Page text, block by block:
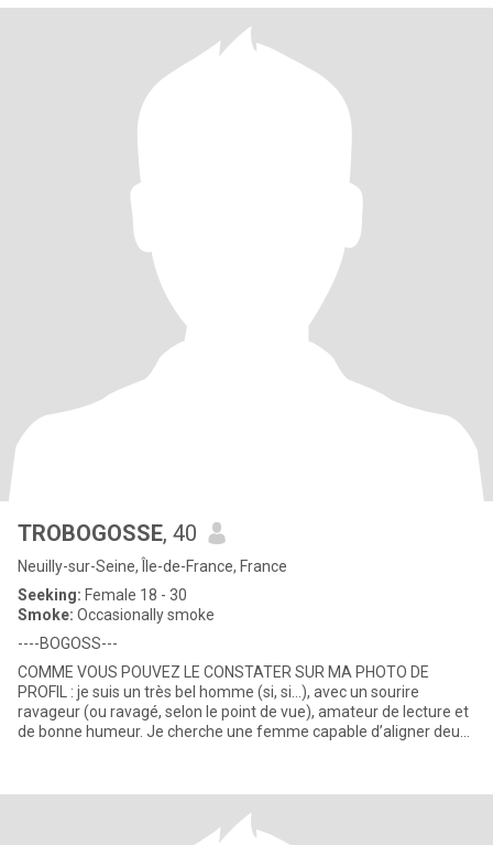
TROBOGOSSE, 40
Neuilly-sur-Seine, Île-de-France, France
Seeking: Female 18 - 30
Smoke: Occasionally smoke
----BOGOSS---
COMME VOUS POUVEZ LE CONSTATER SUR MA PHOTO DE
PROFIL : je suis un très bel homme (si, si…), avec un sourire
ravageur (ou ravagé, selon le point de vue), amateur de lecture et
de bonne humeur. Je cherche une femme capable d’aligner deux